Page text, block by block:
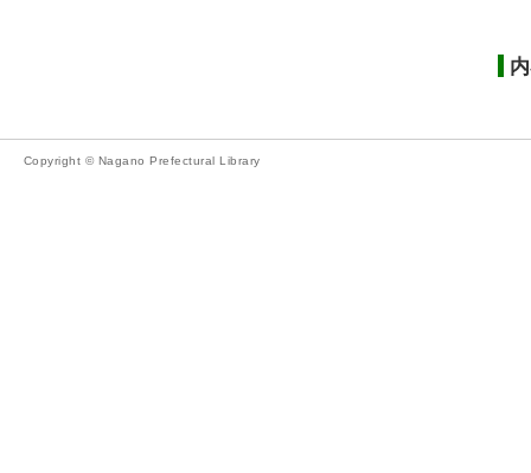
Copyright © Nagano Prefectural Library